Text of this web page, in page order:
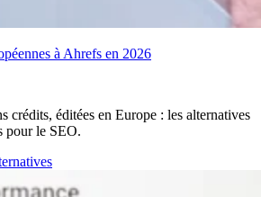
à Ahrefs en 2026
crédits, éditées en Europe : les alternatives
pour le SEO.